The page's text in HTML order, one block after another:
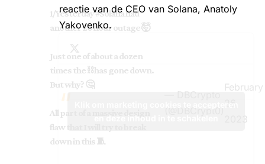
reactie van de CEO van Solana, Anatoly
Yakovenko.
1/Yesterday#Solanahad
another 20 hour outage 🤯
Just one of about a dozen
times the ⛓️ has gone down.
But why? 🤔
All part of a massive design
flaw that I will try to break
down in this 🧵
— DBCrypto
(@DBCrypt0)
February
26,
2023
Klik om marketing cookies te accepteren
en deze inhoud in te schakelen